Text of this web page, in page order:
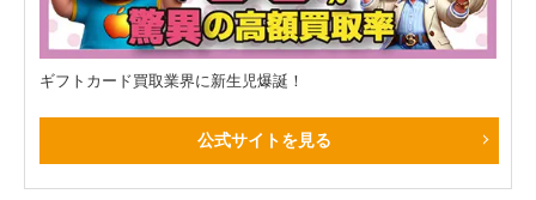
ギフトカード買取業界に新生児爆誕！
公式サイトを見る